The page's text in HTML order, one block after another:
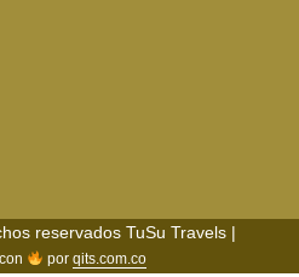
reservados TuSu Travels |
por qits.com.co